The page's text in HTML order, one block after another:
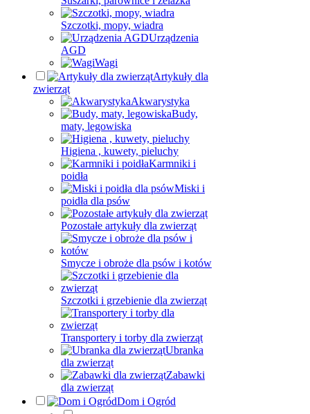
Szczotki, mopy, wiadra
Urządzenia
AGD
Wagi
Artykuły dla
zwierząt
Akwarystyka
Budy,
maty, legowiska
Higiena , kuwety, pieluchy
Karmniki i
poidła
Miski i
poidła dla psów
Pozostałe artykuły dla zwierząt
Smycze i obroże dla psów i kotów
Szczotki i grzebienie dla zwierząt
Transportery i torby dla zwierząt
Ubranka
dla zwierząt
Zabawki
dla zwierząt
Dom i Ogród